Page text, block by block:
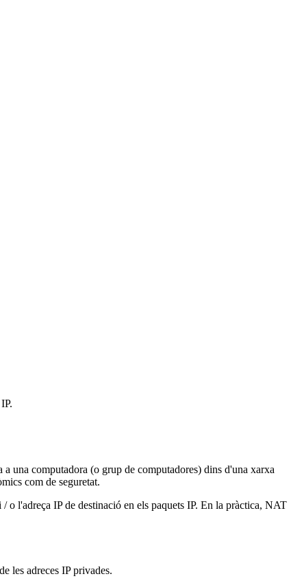
una computadora (o grup de computadores) dins d'una xarxa
com de seguretat.
o l'adreça IP de destinació en els paquets IP. En la pràctica, NAT
les adreces IP privades.